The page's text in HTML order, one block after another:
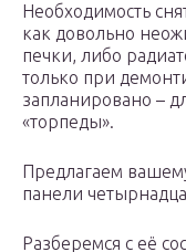
Необходимость
как довольно
печки, либо
только при
запланировано –
«торпеды».
Предлагаем
панели
Разберемся с её